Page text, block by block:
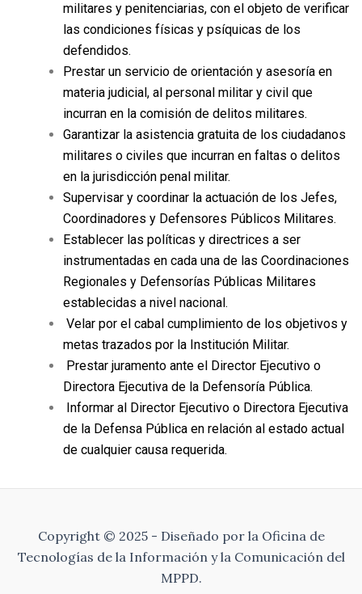
militares y penitenciarias, con el objeto de verificar
las condiciones físicas y psíquicas de los
defendidos.
Prestar un servicio de orientación y asesoría en
materia judicial, al personal militar y civil que
incurran en la comisión de delitos militares.
Garantizar la asistencia gratuita de los ciudadanos
militares o civiles que incurran en faltas o delitos
en la jurisdicción penal militar.
Supervisar y coordinar la actuación de los Jefes,
Coordinadores y Defensores Públicos Militares.
Establecer las políticas y directrices a ser
instrumentadas en cada una de las Coordinaciones
Regionales y Defensorías Públicas Militares
establecidas a nivel nacional.
Velar por el cabal cumplimiento de los objetivos y
metas trazados por la Institución Militar.
Prestar juramento ante el Director Ejecutivo o
Directora Ejecutiva de la Defensoría Pública.
Informar al Director Ejecutivo o Directora Ejecutiva
de la Defensa Pública en relación al estado actual
de cualquier causa requerida.
Copyright © 2025 - Diseñado por la Oficina de
Tecnologías de la Información y la Comunicación del
MPPD.